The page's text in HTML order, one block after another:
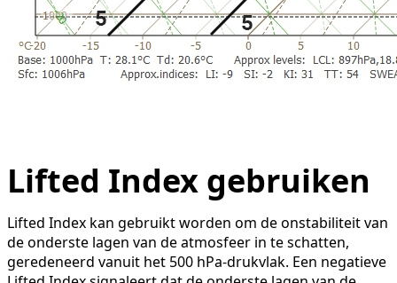
Lifted Index gebruiken
Lifted Index kan gebruikt worden om de onstabiliteit van
de onderste lagen van de atmosfeer in te schatten,
geredeneerd vanuit het 500 hPa-drukvlak. Een negatieve